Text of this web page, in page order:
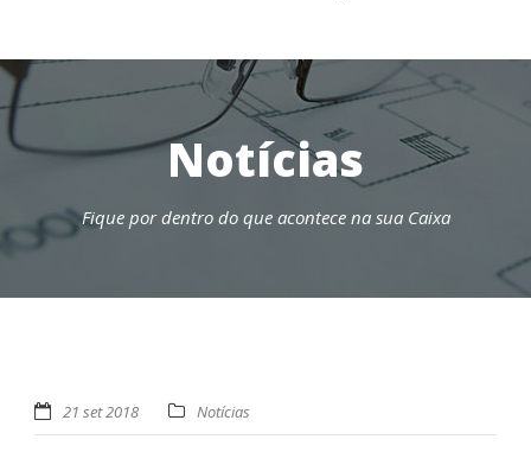
Notícias
Fique por dentro do que acontece na sua Caixa
21 set 2018 Notícias